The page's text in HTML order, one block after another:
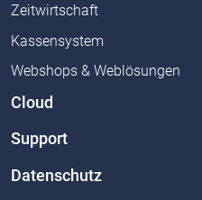
Zeitwirtschaft
Kassensystem
Webshops & Weblösungen
Cloud
Support
Datenschutz